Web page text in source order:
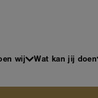
wij Wat kan jij doen